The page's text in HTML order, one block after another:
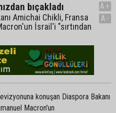
bıçakladı
Amichai Chikli, Fransa
İsrail'i "sırtından
A+
A-
konuşan Diaspora Bakanı
Macron'un